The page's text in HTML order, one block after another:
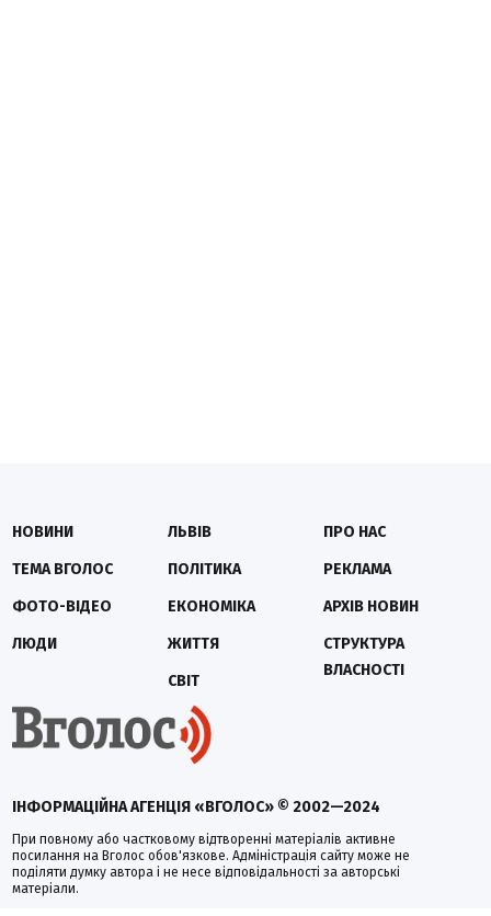
ІНФОРМАЦІЙНА АГЕНЦІЯ «ВГОЛОС» © 2002—2024
При повному або частковому відтворенні матеріалів активне
посилання на Вголос обов'язкове. Адміністрація сайту може не
поділяти думку автора і не несе відповідальності за авторські
матеріали.
НОВИНИ
ТЕМА ВГОЛОС
ФОТО-ВІДЕО
ЛЮДИ
ЛЬВІВ
ПОЛІТИКА
ЕКОНОМІКА
ЖИТТЯ
СВІТ
ПРО НАС
РЕКЛАМА
АРХІВ НОВИН
СТРУКТУРА
ВЛАСНОСТІ